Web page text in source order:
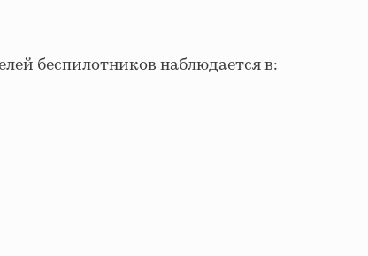
беспилотников наблюдается в: